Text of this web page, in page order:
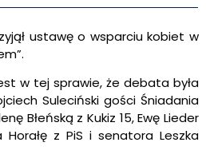
ustawę o wsparciu kobiet w
w tej sprawie, że debata była
Suleciński gości Śniadania
Błeńską z Kukiz 15, Ewę Lieder
Horałę z PiS i senatora Leszka